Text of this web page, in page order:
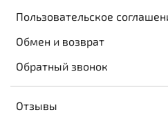
Пользовательское
Обмен и возврат
Обратный звонок
Отзывы